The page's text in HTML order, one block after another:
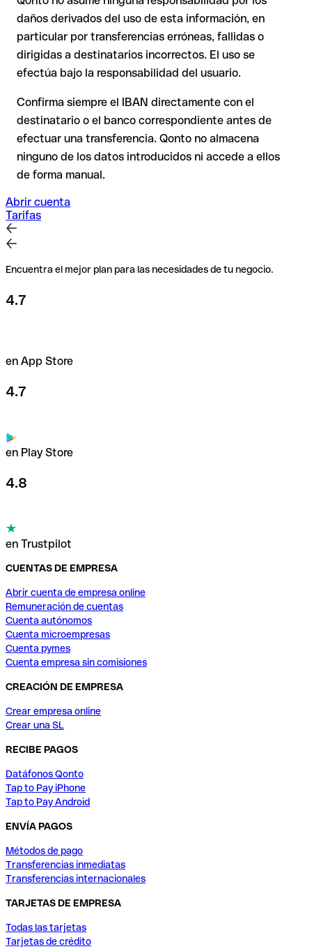
En transferencias internacionales fuera del espacio SEPA, la
recuperación es considerablemente más compleja y conlleva
comisiones .
Recomendación: Verifica cada IBAN antes de una
transferencia con nuestro IBAN Checker gratuito y, en caso
de duda, confírmalo directamente con el destinatario. Esta
precaución es especialmente importante con importes
elevados o nuevas relaciones comerciales.
daños derivados del uso de esta información, en
particular por transferencias erróneas, fallidas o
dirigidas a destinatarios incorrectos. El uso se
efectúa bajo la responsabilidad del usuario.
Confirma siempre el IBAN directamente con el
destinatario o el banco correspondiente antes de
efectuar una transferencia. Qonto no almacena
ninguno de los datos introducidos ni accede a ellos
de forma manual.
Abrir cuenta
Tarifas
Encuentra el mejor plan para las necesidades de tu negocio.
4.7
en App Store
4.7
en Play Store
4.8
en Trustpilot
CUENTAS DE EMPRESA
Abrir cuenta de empresa online
Remuneración de cuentas
Cuenta autónomos
Cuenta microempresas
Cuenta pymes
Cuenta empresa sin comisiones
CREACIÓN DE EMPRESA
Crear empresa online
Crear una SL
RECIBE PAGOS
Datáfonos Qonto
Tap to Pay iPhone
Tap to Pay Android
ENVÍA PAGOS
Métodos de pago
Transferencias inmediatas
Transferencias internacionales
TARJETAS DE EMPRESA
Todas las tarjetas
Tarjetas de crédito